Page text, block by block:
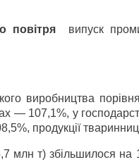
повітрявипуск
виробництва
— 107,1%, у
продукції
млн т) збільшилося на